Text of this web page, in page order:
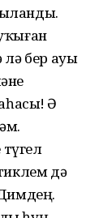
бер ауыҙ
Ә
түгел
дә